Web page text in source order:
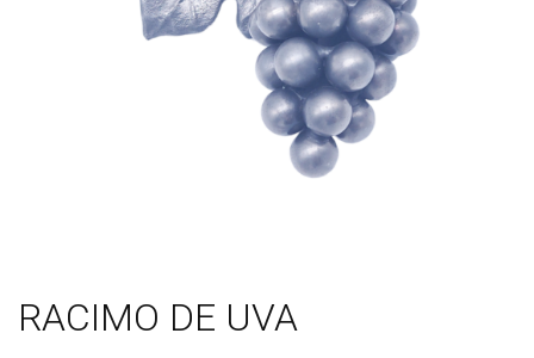
RACIMO DE UVA